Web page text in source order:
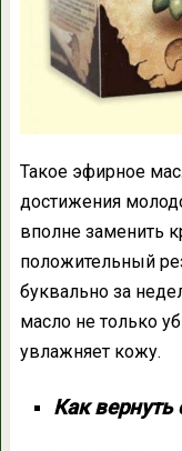
Такое эфирное
достижения
вполне заменить
положительный
буквально за
масло не только
увлажняет кожу.
Как